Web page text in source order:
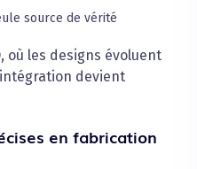
source de vérité
où les designs évoluent
devient
en fabrication